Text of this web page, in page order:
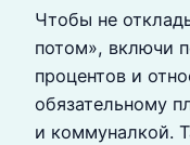
Чтобы не
потом», включи
процентов и
обязательному
и коммуналкой.